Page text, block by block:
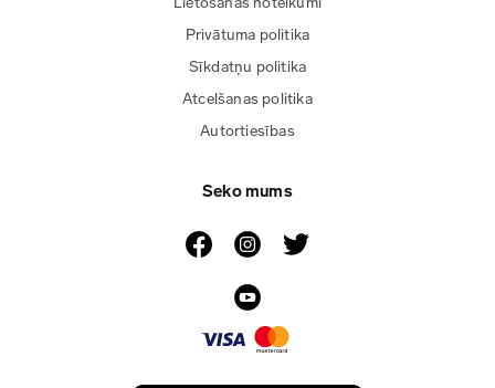
Privātuma politika
Sīkdatņu politika
Atcelšanas politika
Autortiesības
Seko mums